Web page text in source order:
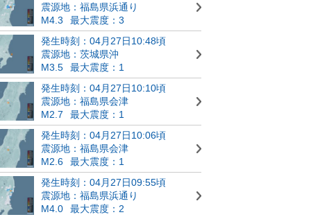
震源地：福島県浜通り
M4.3
最大震度：3
発生時刻：04月27日10:48頃
震源地：茨城県沖
M3.5
最大震度：1
発生時刻：04月27日10:10頃
震源地：福島県会津
M2.7
最大震度：1
発生時刻：04月27日10:06頃
震源地：福島県会津
M2.6
最大震度：1
発生時刻：04月27日09:55頃
震源地：福島県浜通り
M4.0
最大震度：2